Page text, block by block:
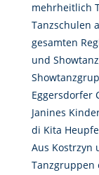
mehrheitlich
Tanzschulen
gesamten
und
Eggersdorfer
Janines
di Kita
Aus Kostrzyn
Tanzgruppen